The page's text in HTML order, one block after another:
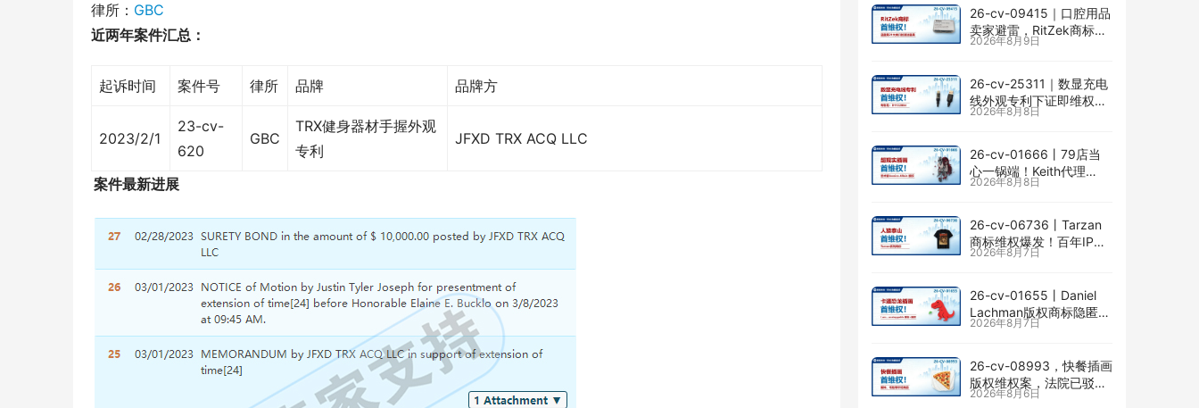
律所： GBC
近两年案件汇总：
起诉时间 案件号 律所 品牌 品牌方
2023/2/1
23-cv-
620
GBC
TRX健身器材手握外观
专利
JFXD TRX ACQ LLC
案件最新进展
26-cv-09415｜口腔用品
卖家避雷，RitZek商标已
开启维权
2026年8月9日
26-cv-25311｜数显充电
线外观专利下证即维权，
71店涉案面临TRO冻结风
2026年8月8日
26-cv-01666㇑79店当
心一锅端！Keith代理
Jessica Allain已出手，卖
2026年8月8日
26-cv-06736㇑Tarzan
商标维权爆发！百年IP下
场TRO横扫多个类目
2026年8月7日
26-cv-01655㇑Daniel
Lachman版权商标隐匿维
权，I am… unstoppable
2026年8月7日
26-cv-08993，快餐插画
版权维权案，法院已驳回
批量合并，剩余商家不要
2026年8月6日